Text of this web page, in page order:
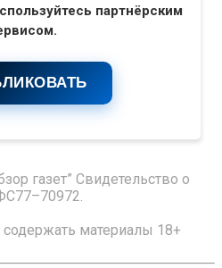
партнёрским
газет” Свидетельство о
материалы 18+